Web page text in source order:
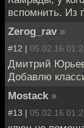
вспомнить. Из
Zerog_rav »
#12 | 05.02.16
Дмитрий
Добавлю
Mostack »
#13 | 05.02.16